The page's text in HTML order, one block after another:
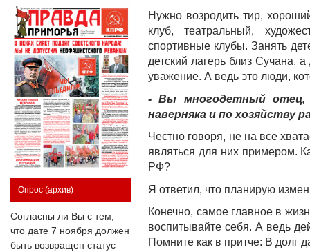
Опрос (архив)
Согласны ли Вы с тем,
что дате 7 ноября должен
быть возвращен статус
Нужно возродить тир,
клуб, театральный,
спортивные клубы. Занять
детский лагерь близ Сучана,
уважение. А ведь это люди,
- Вы многодетный отец,
наверняка и по хозяйству
Честно говоря, не на все
являться для них примером.
РФ?
Я ответил, что планирую
Конечно, самое главное в
воспитывайте себя. А ведь
Помните как в притче: В долг